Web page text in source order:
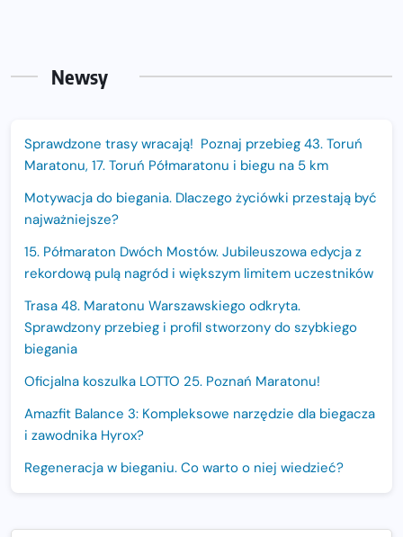
Newsy
Sprawdzone trasy wracają! Poznaj przebieg 43. Toruń
Maratonu, 17. Toruń Półmaratonu i biegu na 5 km
Motywacja do biegania. Dlaczego życiówki przestają być
najważniejsze?
15. Półmaraton Dwóch Mostów. Jubileuszowa edycja z
rekordową pulą nagród i większym limitem uczestników
Trasa 48. Maratonu Warszawskiego odkryta.
Sprawdzony przebieg i profil stworzony do szybkiego
biegania
Oficjalna koszulka LOTTO 25. Poznań Maratonu!
Amazfit Balance 3: Kompleksowe narzędzie dla biegacza
i zawodnika Hyrox?
Regeneracja w bieganiu. Co warto o niej wiedzieć?